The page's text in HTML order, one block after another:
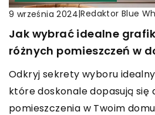
9 września 2024|Redaktor Blue
Jak wybrać idealne
różnych pomieszczeń w
Odkryj sekrety wyboru
które doskonale dopasują się
pomieszczenia w Twoim